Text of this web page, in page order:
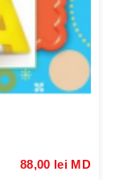
88,00 lei MD